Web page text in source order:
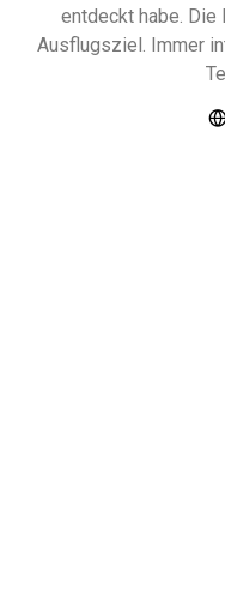
entdeckt habe.
Ausflugsziel. Immer